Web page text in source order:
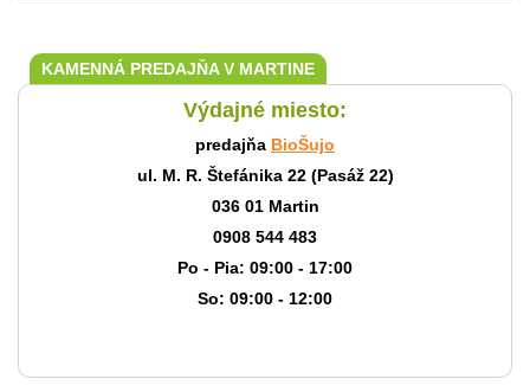
KAMENNÁ PREDAJŇA V MARTINE
Výdajné miesto:
predajňa BioŠujo
ul. M. R. Štefánika 22 (Pasáž 22)
036 01 Martin
0908 544 483
Po - Pia: 09:00 - 17:00
So: 09:00 - 12:00